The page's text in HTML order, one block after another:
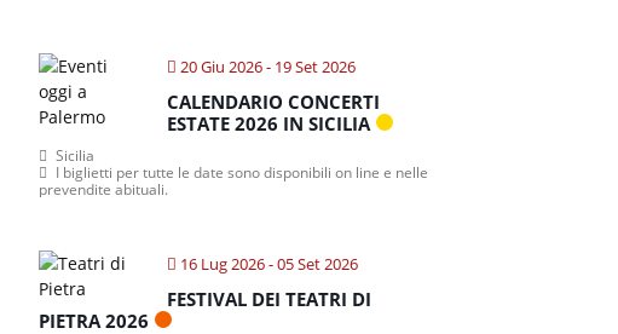
20 Giu 2026- 19 Set 2026
CALENDARIO CONCERTI
ESTATE 2026 IN SICILIA
Sicilia
I biglietti per tutte le date sono disponibili on line e nelle
prevendite abituali.
16 Lug 2026- 05 Set 2026
FESTIVAL DEI TEATRI DI
PIETRA 2026